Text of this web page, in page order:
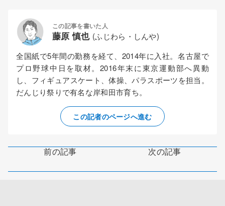
この記事を書いた人
藤原 慎也 (ふじわら・しんや)
全国紙で5年間の勤務を経て、2014年に入社。名古屋で
プロ野球中日を取材。2016年末に東京運動部へ異動
し、フィギュアスケート、体操、パラスポーツを担当。
だんじり祭りで有名な岸和田市育ち。
この記者のページへ進む
前の記事 次の記事